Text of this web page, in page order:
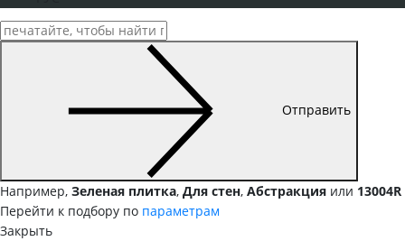
Отправить
Например, Зеленая плитка, Для стен, Абстракция или 13004R
Перейти к подбору по параметрам
Закрыть